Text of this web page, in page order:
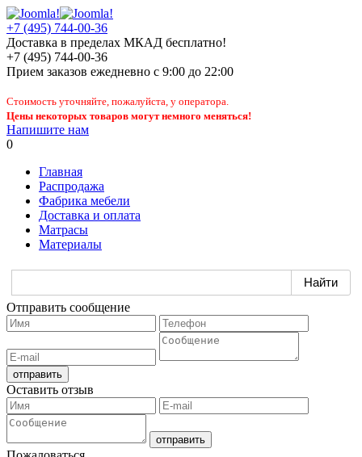
+7 (495) 744-00-36
Доставка в пределах МКАД бесплатно!
+7 (495) 744-00-36
Прием заказов ежедневно с 9:00 до 22:00
Стоимость уточняйте, пожалуйста, у оператора.
Цены некоторых товаров могут немного меняться!
Напишите нам
0
Главная
Распродажа
Фабрика мебели
Доставка и оплата
Матрасы
Материалы
Отправить сообщение
Оставить отзыв